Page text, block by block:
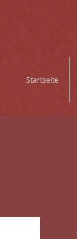
Startseite